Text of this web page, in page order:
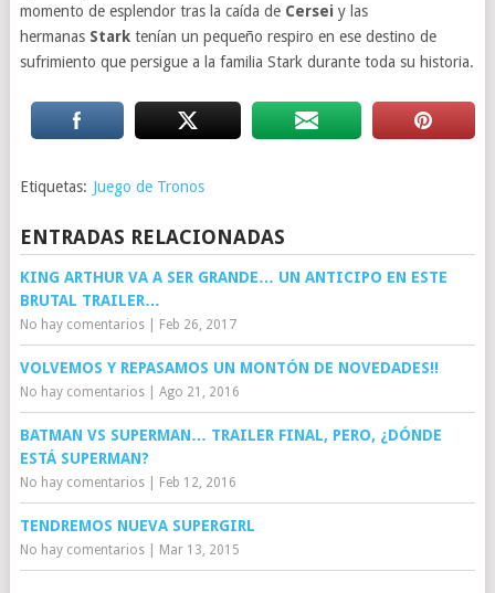
momento de esplendor tras la caída de Cersei y las
hermanas Starktenían un pequeño respiro en ese destino de
sufrimiento que persigue a la familia Stark durante toda su historia.
Etiquetas: Juego de Tronos
ENTRADAS RELACIONADAS
KING ARTHUR VA A SER GRANDE… UN ANTICIPO EN ESTE
BRUTAL TRAILER…
No hay comentarios| Feb 26, 2017
VOLVEMOS Y REPASAMOS UN MONTÓN DE NOVEDADES!!
No hay comentarios| Ago 21, 2016
BATMAN VS SUPERMAN… TRAILER FINAL, PERO, ¿DÓNDE
ESTÁ SUPERMAN?
No hay comentarios| Feb 12, 2016
TENDREMOS NUEVA SUPERGIRL
No hay comentarios| Mar 13, 2015